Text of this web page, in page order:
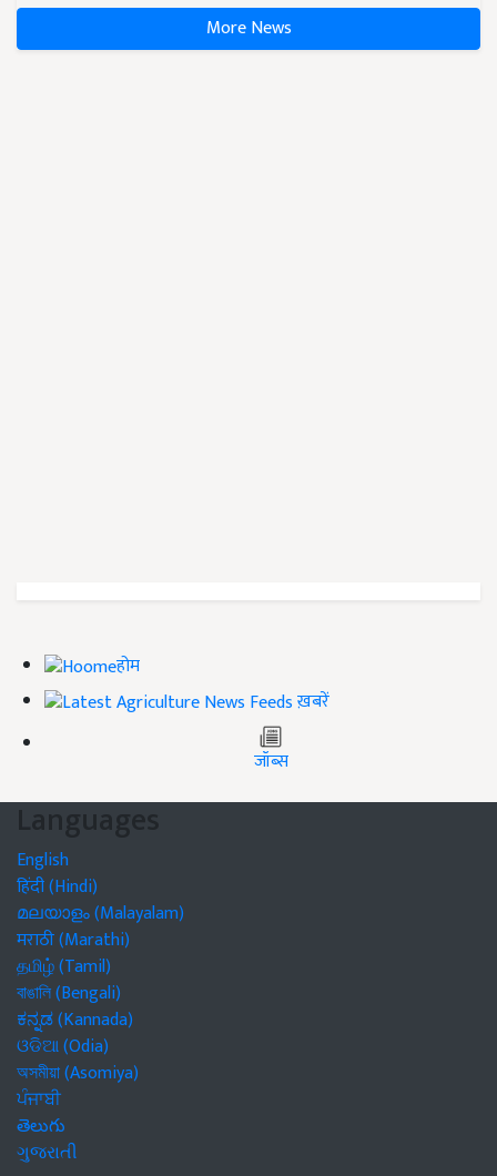
More News
होम
ख़बरें
जॉब्स
Languages
English
हिंदी (Hindi)
മലയാളം (Malayalam)
मराठी (Marathi)
தமிழ் (Tamil)
বাঙালি (Bengali)
ಕನ್ನಡ (Kannada)
ଓଡିଆ (Odia)
অসমীয়া (Asomiya)
ਪੰਜਾਬੀ
తెలుగు
ગુજરાતી